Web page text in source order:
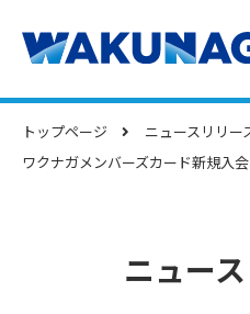
トップページ
ニュースリリー
ワクナガメンバーズカード新規入
ニュー